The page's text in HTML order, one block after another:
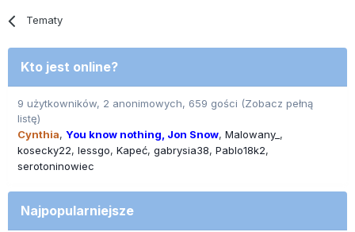
Tematy
Kto jest online?
9 użytkowników, 2 anonimowych, 659 gości (Zobacz pełną
listę)
Cynthia You know nothing, Jon Snow Malowany_
kosecky22 lessgo Kapeć gabrysia38 Pablo18k2
serotoninowiec
Najpopularniejsze